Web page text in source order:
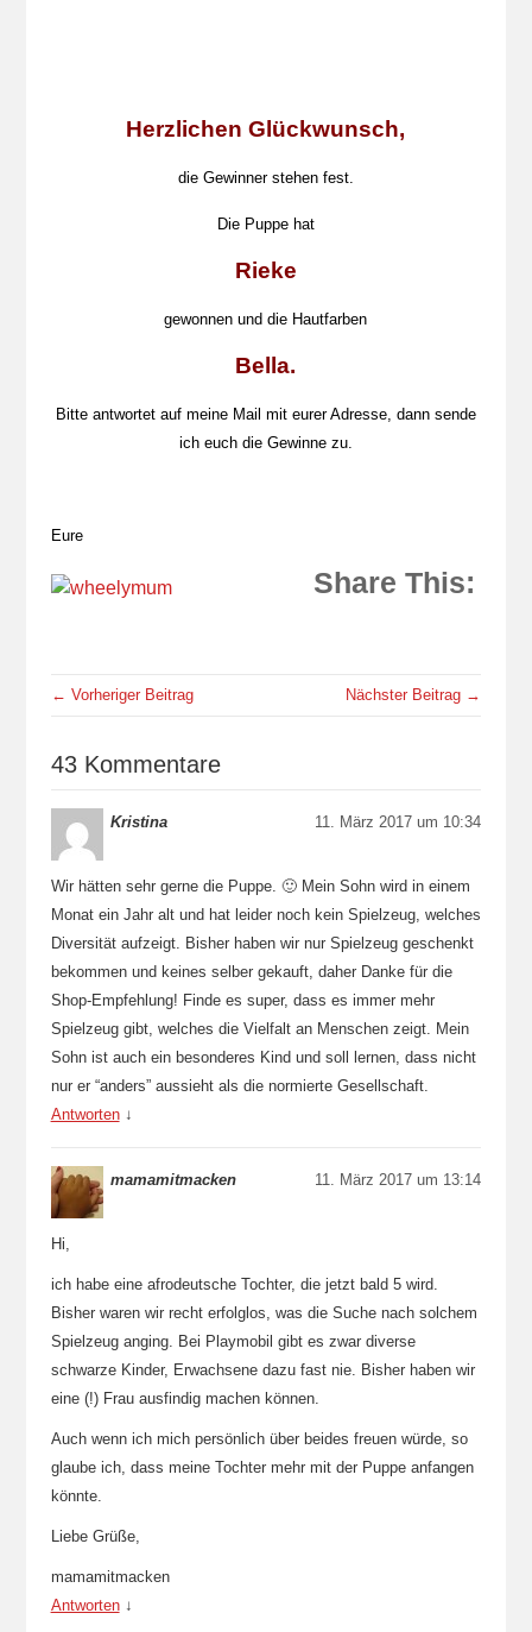
Herzlichen Glückwunsch,
die Gewinner stehen fest.
Die Puppe hat
Rieke
gewonnen und die Hautfarben
Bella.
Bitte antwortet auf meine Mail mit eurer Adresse, dann sende
ich euch die Gewinne zu.
Eure
Share This:
← Vorheriger Beitrag Nächster Beitrag →
43 Kommentare
Kristina 11. März 2017 um 10:34
Wir hätten sehr gerne die Puppe. 🙂 Mein Sohn wird in einem
Monat ein Jahr alt und hat leider noch kein Spielzeug, welches
Diversität aufzeigt. Bisher haben wir nur Spielzeug geschenkt
bekommen und keines selber gekauft, daher Danke für die
Shop-Empfehlung! Finde es super, dass es immer mehr
Spielzeug gibt, welches die Vielfalt an Menschen zeigt. Mein
Sohn ist auch ein besonderes Kind und soll lernen, dass nicht
nur er “anders” aussieht als die normierte Gesellschaft.
Antworten ↓
mamamitmacken 11. März 2017 um 13:14
Hi,
ich habe eine afrodeutsche Tochter, die jetzt bald 5 wird.
Bisher waren wir recht erfolglos, was die Suche nach solchem
Spielzeug anging. Bei Playmobil gibt es zwar diverse
schwarze Kinder, Erwachsene dazu fast nie. Bisher haben wir
eine (!) Frau ausfindig machen können.
Auch wenn ich mich persönlich über beides freuen würde, so
glaube ich, dass meine Tochter mehr mit der Puppe anfangen
könnte.
Liebe Grüße,
mamamitmacken
Antworten ↓